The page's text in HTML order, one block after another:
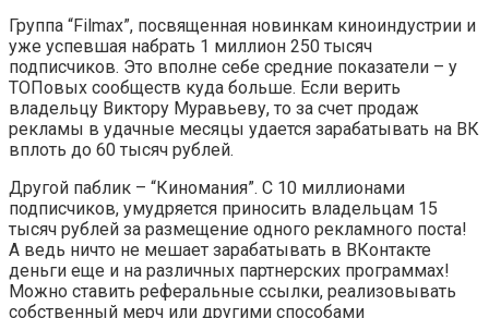
Группа “Filmax”, посвященная новинкам киноиндустрии и
уже успевшая набрать 1 миллион 250 тысяч
подписчиков. Это вполне себе средние показатели – у
ТОПовых сообществ куда больше. Если верить
владельцу Виктору Муравьеву, то за счет продаж
рекламы в удачные месяцы удается зарабатывать на ВК
вплоть до 60 тысяч рублей.
Другой паблик – “Киномания”. С 10 миллионами
подписчиков, умудряется приносить владельцам 15
тысяч рублей за размещение одного рекламного поста!
А ведь ничто не мешает зарабатывать в ВКонтакте
деньги еще и на различных партнерских программах!
Можно ставить реферальные ссылки, реализовывать
собственный мерч или другими способами